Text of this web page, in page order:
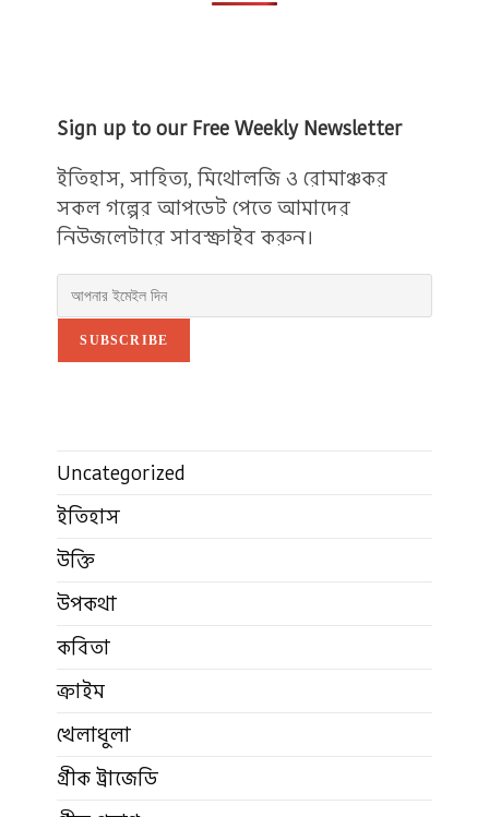
Sign up to our Free Weekly Newsletter
ইতিহাস, সাহিত্য, মিথোলজি ও রোমাঞ্চকর
সকল গল্পের আপডেট পেতে আমাদের
নিউজলেটারে সাবস্ক্রাইব করুন।
SUBSCRIBE
Uncategorized
ইতিহাস
উক্তি
উপকথা
কবিতা
ক্রাইম
খেলাধুলা
গ্রীক ট্রাজেডি